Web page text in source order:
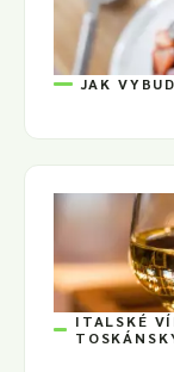
JAK
ITALSKÉ